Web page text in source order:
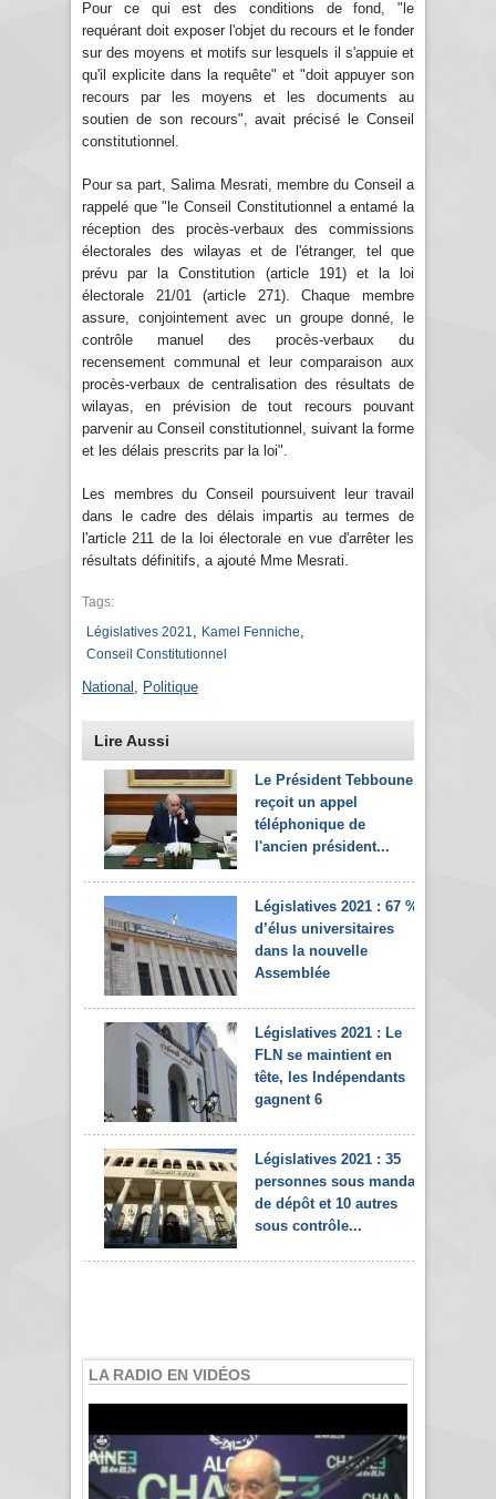
Pour ce qui est des conditions de fond, "le
requérant doit exposer l'objet du recours et le fonder
sur des moyens et motifs sur lesquels il s'appuie et
qu'il explicite dans la requête" et "doit appuyer son
recours par les moyens et les documents au
soutien de son recours", avait précisé le Conseil
constitutionnel.
Pour sa part, Salima Mesrati, membre du Conseil a
rappelé que "le Conseil Constitutionnel a entamé la
réception des procès-verbaux des commissions
électorales des wilayas et de l'étranger, tel que
prévu par la Constitution (article 191) et la loi
électorale 21/01 (article 271). Chaque membre
assure, conjointement avec un groupe donné, le
contrôle manuel des procès-verbaux du
recensement communal et leur comparaison aux
procès-verbaux de centralisation des résultats de
wilayas, en prévision de tout recours pouvant
parvenir au Conseil constitutionnel, suivant la forme
et les délais prescrits par la loi".
Les membres du Conseil poursuivent leur travail
dans le cadre des délais impartis au termes de
l'article 211 de la loi électorale en vue d'arrêter les
résultats définitifs, a ajouté Mme Mesrati.
Tags:
Législatives 2021
Kamel Fenniche
Conseil Constitutionnel
National Politique
Lire Aussi
Le Président Tebboune
reçoit un appel
téléphonique de
l'ancien président...
Législatives 2021 : 67 %
d’élus universitaires
dans la nouvelle
Assemblée
Législatives 2021 : Le
FLN se maintient en
tête, les Indépendants
gagnent 6
Législatives 2021 : 35
personnes sous mandat
de dépôt et 10 autres
sous contrôle...
LA RADIO EN VIDÉOS